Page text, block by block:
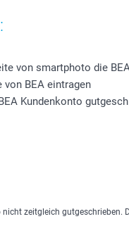
von smartphoto die
von BEA eintragen
Kundenkonto
zeitgleich gutgeschrieben.